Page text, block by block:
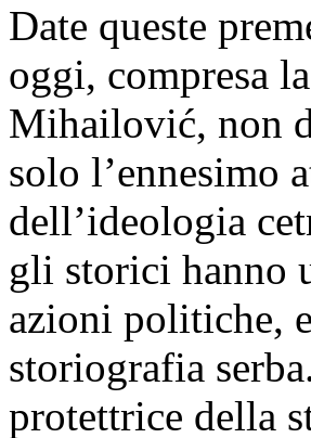
Date queste
oggi, compresa
Mihailović, non
solo l’ennesimo
dell’ideologia
gli storici hanno
azioni politiche,
storiografia
protettrice della